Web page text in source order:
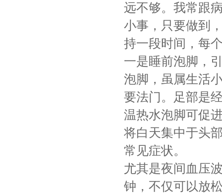
远不够。我常跟
小事，只要做到
持一段时间，每
一是睡前泡脚，
泡脚，虽属生活
要法门。足部是
温热水泡脚可促
将白天集中于头
常见症状。
尤其是夜间血压
钟，不仅可以放